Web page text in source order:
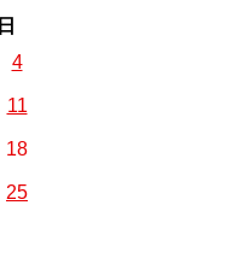
日
4
11
18
25